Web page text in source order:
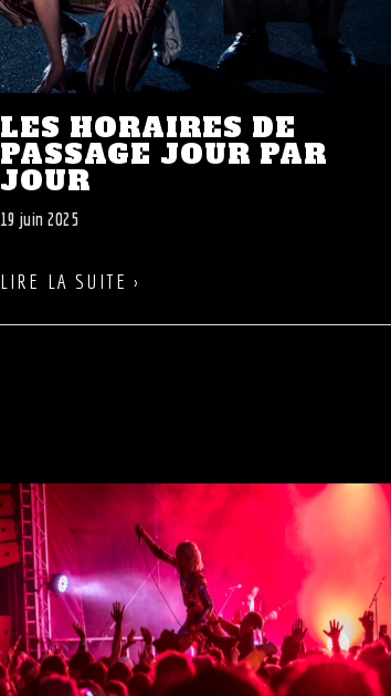
LES HORAIRES DE
PASSAGE JOUR PAR
JOUR
19 juin 2025
LIRE LA SUITE ›